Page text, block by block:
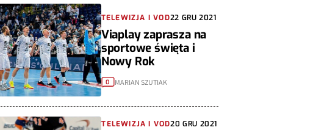
TELEWIZJA I VOD22 GRU 2021
Viaplay zaprasza na
sportowe święta i
Nowy Rok
0 MARIAN SZUTIAK
TELEWIZJA I VOD20 GRU 2021